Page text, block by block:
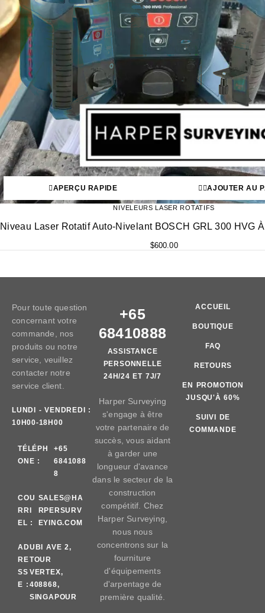
APERÇU RAPIDE AJOUTER AU
NIVELEURS LASER ROTATIFS
Niveau Laser Rotatif Auto-Nivelant BOSCH GRL 300 HVG
$600.00
Pour toute question
concernant votre
commande, nos
produits ou notre
service, veuillez
contacter notre
service client.
LUNDI - VENDREDI :
10H00-18H00
TÉLÉPH
ONE :
+65
6841088
8
COU
RRI
EL :
SALES@HA
RPERSURV
EYING.COM
AD
RE
SS
E :
UBI AVE 2,
TOUR
VERTEX,
408868,
SINGAPOUR
+65
68410888
ASSISTANCE
PERSONNELLE
24H/24 ET 7J/7
Harper Surveying
s'engage à être
votre partenaire de
succès, vous aidant
à garder une
longueur d'avance
dans le secteur de la
construction
compétitif. Chez
Harper Surveying,
nous nous
concentrons sur la
fourniture
d'équipements
d'arpentage de
première qualité.
ACCUEIL
BOUTIQUE
FAQ
RETOURS
EN PROMOTION
JUSQU'À 60%
SUIVI DE
COMMANDE